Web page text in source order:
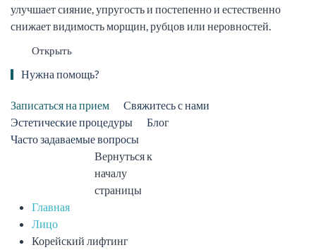
улучшает сияние, упругость и постепенно и естественно
снижает видимость морщин, рубцов или неровностей.
Открыть
Нужна помощь?
Записаться на прием
Свяжитесь с нами
Эстетические процедуры
Блог
Часто задаваемые вопросы
Вернуться к
началу
страницы
Главная
Лицо
Корейский лифтинг